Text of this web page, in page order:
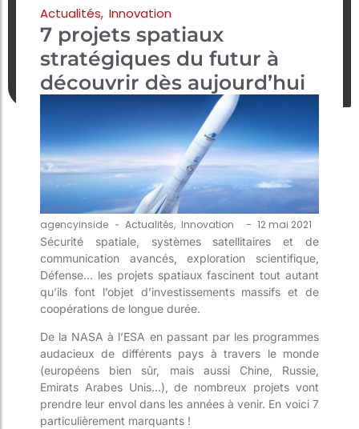
Actualités, Innovation
7 projets spatiaux
stratégiques du futur à
découvrir dès aujourd’hui
agencyinside - Actualités, Innovation - 12 mai 2021
Sécurité spatiale, systèmes satellitaires et de
communication avancés, exploration scientifique,
Défense… les projets spatiaux fascinent tout autant
qu’ils font l’objet d’investissements massifs et de
coopérations de longue durée.
De la NASA à l’ESA en passant par les programmes
audacieux de différents pays à travers le monde
(européens bien sûr, mais aussi Chine, Russie,
Emirats Arabes Unis…), de nombreux projets vont
prendre leur envol dans les années à venir. En voici 7
particulièrement marquants !